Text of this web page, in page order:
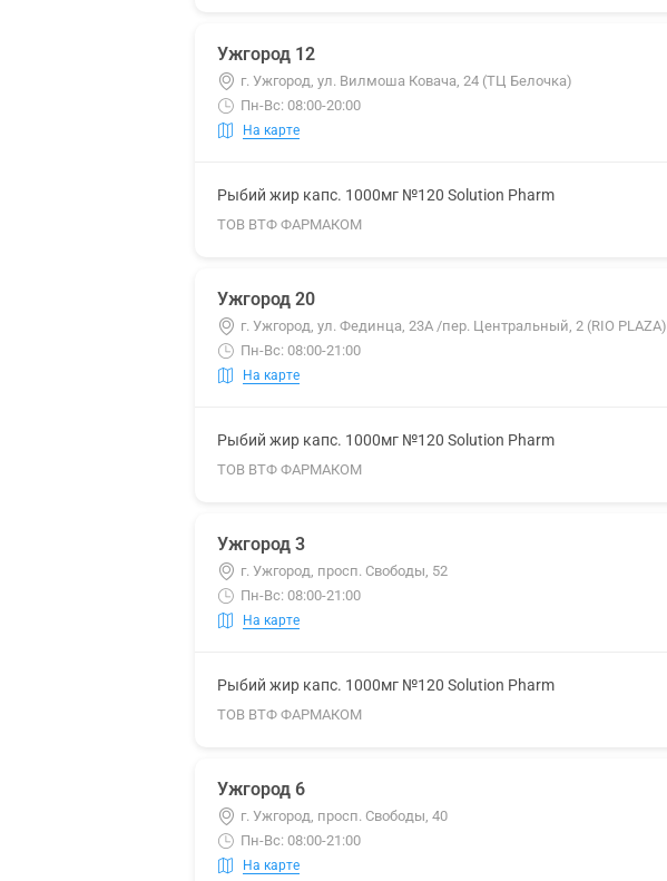
Ужгород 12
г. Ужгород, ул. Вилмоша Ковача, 24 (ТЦ Белочка)
Пн-Вс: 08:00-20:00
На карте
Рыбий жир капс. 1000мг №120 Solution Pharm
ТОВ ВТФ ФАРМАКОМ
Ужгород 20
г. Ужгород, ул. Фединца, 23А /пер. Центральный, 2 (RIO PLAZA)
Пн-Вс: 08:00-21:00
На карте
Рыбий жир капс. 1000мг №120 Solution Pharm
ТОВ ВТФ ФАРМАКОМ
Ужгород 3
г. Ужгород, просп. Свободы, 52
Пн-Вс: 08:00-21:00
На карте
Рыбий жир капс. 1000мг №120 Solution Pharm
ТОВ ВТФ ФАРМАКОМ
Ужгород 6
г. Ужгород, просп. Свободы, 40
Пн-Вс: 08:00-21:00
На карте